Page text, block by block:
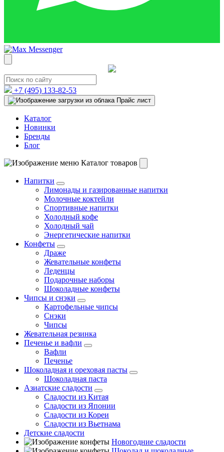
+7 (495) 133-82-53
Прайс лист
Каталог
Новинки
Бренды
Блог
Каталог товаров
Напитки
Лимонады и газированные напитки
Молочные коктейли
Спортивные напитки
Холодный кофе
Холодный чай
Энергетические напитки
Конфеты
Драже
Жевательные конфеты
Леденцы
Подарочные наборы
Шоколадные конфеты
Чипсы и снэки
Картофельные чипсы
Снэки
Чипсы
Жевательная резинка
Печенье и вафли
Вафли
Печенье
Шоколадная и ореховая пасты
Шоколадная паста
Азиатские сладости
Сладости из Китая
Сладости из Японии
Сладости из Кореи
Сладости из Вьетнама
Детские сладости
Новогодние сладости